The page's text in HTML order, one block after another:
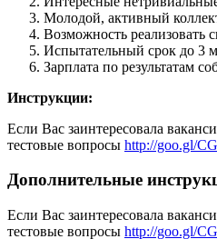
Молодой, активный
Возможность реализовать
Испытательный срок до 3
Зарплата по результатам
Инструкции:
Если Вас заинтересовала
тестовые вопросы http://goo.gl/
Дополнительные
Если Вас заинтересовала
тестовые вопросы http://goo.gl/